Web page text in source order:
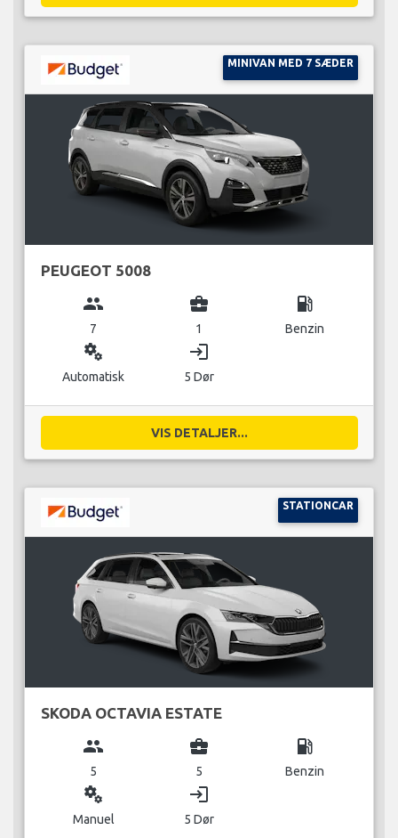
MINIVAN MED 7 SÆDER
PEUGEOT 5008
group
7
business_center
1
local_gas_station
Benzin
miscellaneous_services
Automatisk
login
5 Dør
VIS DETALJER...
STATIONCAR
SKODA OCTAVIA ESTATE
group
5
business_center
5
local_gas_station
Benzin
miscellaneous_services
Manuel
login
5 Dør